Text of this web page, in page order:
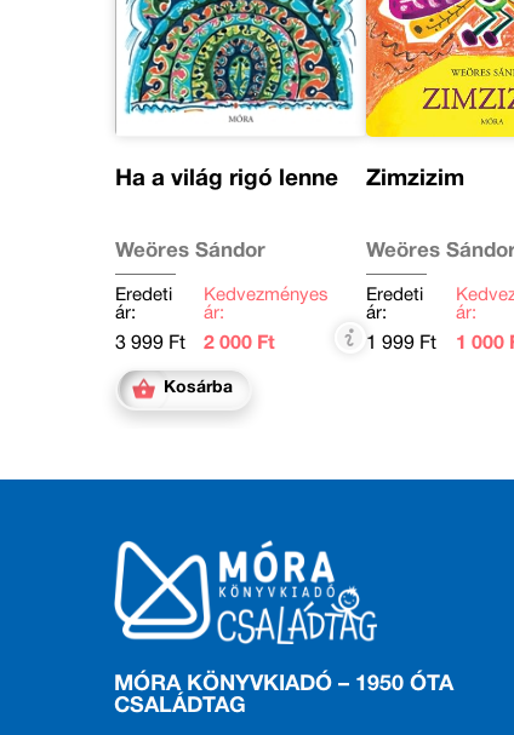
Ha a világ rigó lenne
Weöres Sándor
Eredeti
ár:
3 999 Ft
Kedvezményes
ár:
2 000 Ft
Kosárba
Zimzizim
Weöres
Eredeti
ár:
1 999 Ft
ár:
1 000
MÓRA KÖNYVKIADÓ – 1950 ÓTA
CSALÁDTAG